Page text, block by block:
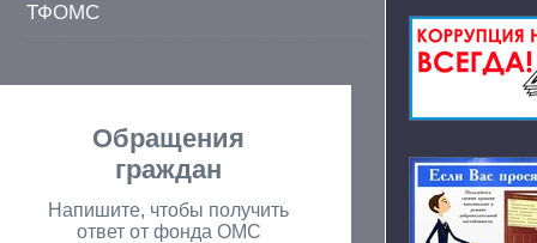
ТФОМС
Обращения
граждан
Напишите, чтобы получить
ответ от фонда ОМС